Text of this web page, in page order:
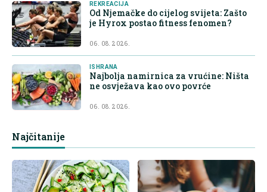
REKREACIJA
Od Njemačke do cijelog svijeta: Zašto
je Hyrox postao fitness fenomen?
06. 08. 2026.
ISHRANA
Najbolja namirnica za vrućine: Ništa
ne osvježava kao ovo povrće
06. 08. 2026.
Najčitanije